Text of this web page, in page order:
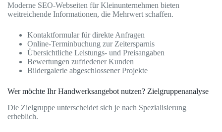
Moderne SEO-Webseiten für Kleinunternehmen bieten
weitreichende Informationen, die Mehrwert schaffen.
Kontaktformular für direkte Anfragen
Online-Terminbuchung zur Zeitersparnis
Übersichtliche Leistungs- und Preisangaben
Bewertungen zufriedener Kunden
Bildergalerie abgeschlossener Projekte
Wer möchte Ihr Handwerksangebot nutzen? Zielgruppenanalyse
Die Zielgruppe unterscheidet sich je nach Spezialisierung
erheblich.